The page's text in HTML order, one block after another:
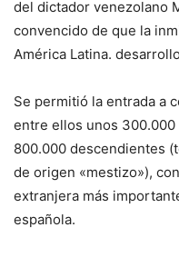
del dictador venezolano
convencido de que la
América Latina.
Se permitió la entrada a
entre ellos unos
800.000 descendientes
de origen «mestizo»),
extranjera más
española.